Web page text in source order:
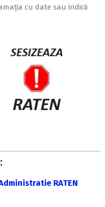
cu date sau indicii
RATEN